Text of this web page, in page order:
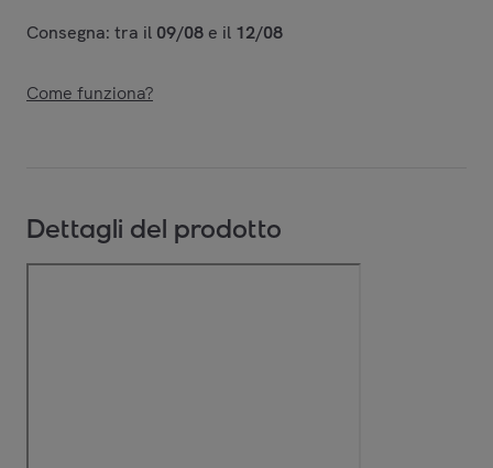
Consegna: tra il 09/08 e il 12/08
Come funziona?
Dettagli del prodotto